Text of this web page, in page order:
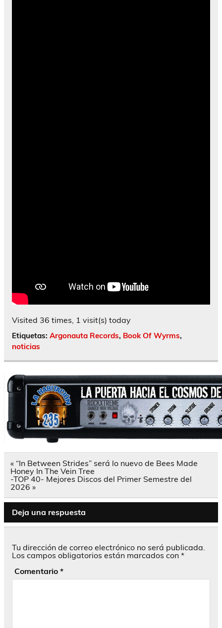
Visited 36 times, 1 visit(s) today
Etiquetas: Argonauta Records, Book Of Wyrms,
noticias
Navegación
de
entradas
« “In Between Strides” será lo nuevo de Bees Made
Honey In The Vein Tree
-TOP 40- Mejores Discos del Primer Semestre del
2026 »
Deja una respuesta
Tu dirección de correo electrónico no será publicada.
Los campos obligatorios están marcados con *
Comentario *